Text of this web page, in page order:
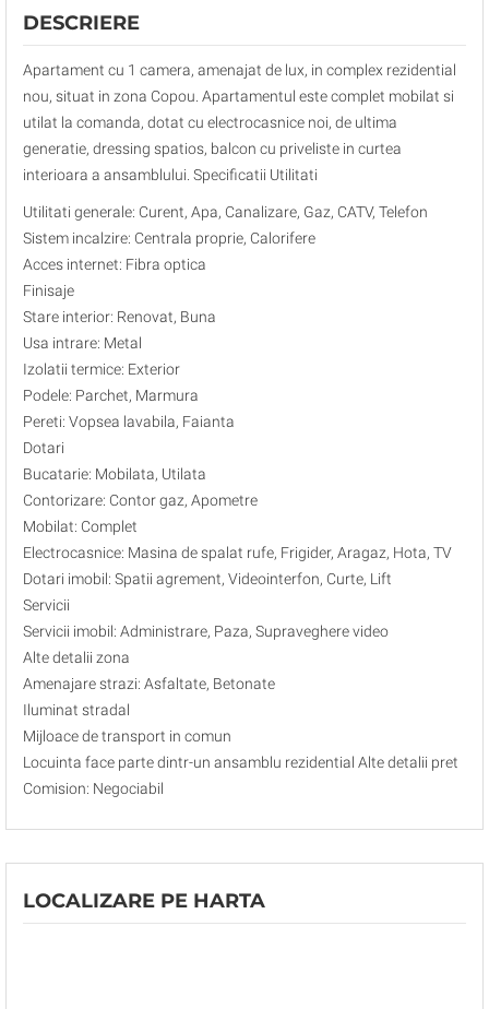
DESCRIERE
Apartament cu 1 camera, amenajat de lux, in complex rezidential
nou, situat in zona Copou. Apartamentul este complet mobilat si
utilat la comanda, dotat cu electrocasnice noi, de ultima
generatie, dressing spatios, balcon cu priveliste in curtea
interioara a ansamblului. Specificatii Utilitati
Utilitati generale: Curent, Apa, Canalizare, Gaz, CATV, Telefon
Sistem incalzire: Centrala proprie, Calorifere
Acces internet: Fibra optica
Finisaje
Stare interior: Renovat, Buna
Usa intrare: Metal
Izolatii termice: Exterior
Podele: Parchet, Marmura
Pereti: Vopsea lavabila, Faianta
Dotari
Bucatarie: Mobilata, Utilata
Contorizare: Contor gaz, Apometre
Mobilat: Complet
Electrocasnice: Masina de spalat rufe, Frigider, Aragaz, Hota, TV
Dotari imobil: Spatii agrement, Videointerfon, Curte, Lift
Servicii
Servicii imobil: Administrare, Paza, Supraveghere video
Alte detalii zona
Amenajare strazi: Asfaltate, Betonate
Iluminat stradal
Mijloace de transport in comun
Locuinta face parte dintr-un ansamblu rezidential Alte detalii pret
Comision: Negociabil
LOCALIZARE PE HARTA